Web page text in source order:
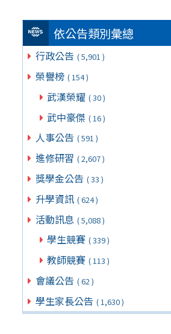
依公告類別彙總
行政公告 ( 5,901 )
榮譽榜 ( 154 )
武漢榮耀 ( 30 )
武中豪傑 ( 16 )
人事公告 ( 591 )
進修研習 ( 2,607 )
獎學金公告 ( 33 )
升學資訊 ( 624 )
活動訊息 ( 5,088 )
學生競賽 ( 339 )
教師競賽 ( 113 )
會議公告 ( 62 )
學生家長公告 ( 1,630 )